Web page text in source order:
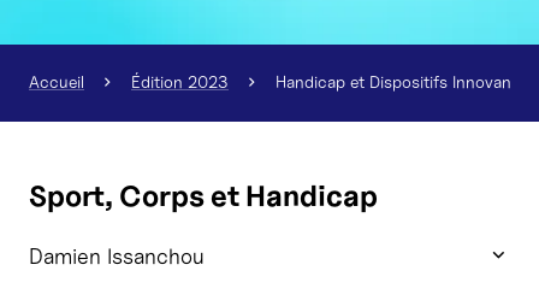
Accueil Édition 2023 Handicap et Dispositifs Innovants
Sport, Corps et Handicap
Damien Issanchou